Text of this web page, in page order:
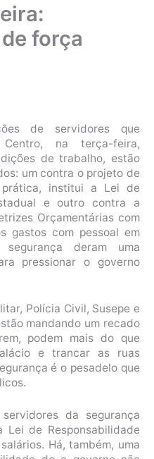
força
de servidores que
na terça-feira,
de trabalho, estão
um contra o projeto de
institui a Lei de
e outro contra a
Orçamentárias com
gastos com pessoal em
deram uma
pressionar o governo
Polícia Civil, Susepe e
mandando um recado
podem mais do que
e trancar as ruas
é o pesadelo que
da segurança
Lei de Responsabilidade
Há, também, uma